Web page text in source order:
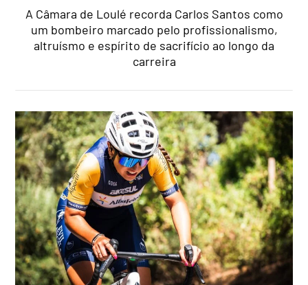
A Câmara de Loulé recorda Carlos Santos como
um bombeiro marcado pelo profissionalismo,
altruísmo e espírito de sacrifício ao longo da
carreira